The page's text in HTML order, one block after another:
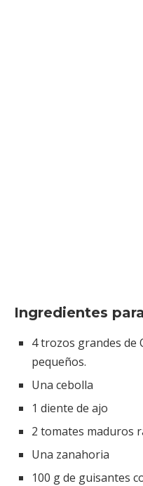
Ingredientes
4 trozos grandes de
pequeños.
Una cebolla
1 diente de ajo
2 tomates maduros
Una zanahoria
100 g de guisantes